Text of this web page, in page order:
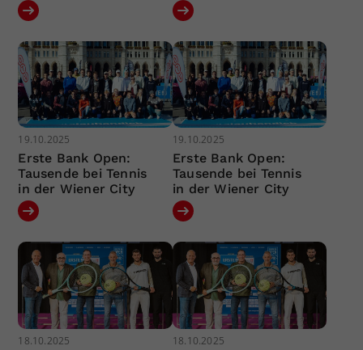
19.10.2025
Erste Bank Open:
Tausende bei Tennis
in der Wiener City
19.10.2025
Erste Bank Open:
Tausende bei Tennis
in der Wiener City
18.10.2025 18.10.2025